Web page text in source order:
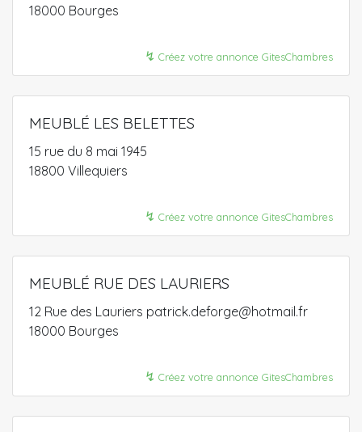
18000 Bourges
↯ Créez votre annonce GitesChambres
MEUBLÉ LES BELETTES
15 rue du 8 mai 1945
18800 Villequiers
↯ Créez votre annonce GitesChambres
MEUBLÉ RUE DES LAURIERS
12 Rue des Lauriers patrick.deforge@hotmail.fr
18000 Bourges
↯ Créez votre annonce GitesChambres